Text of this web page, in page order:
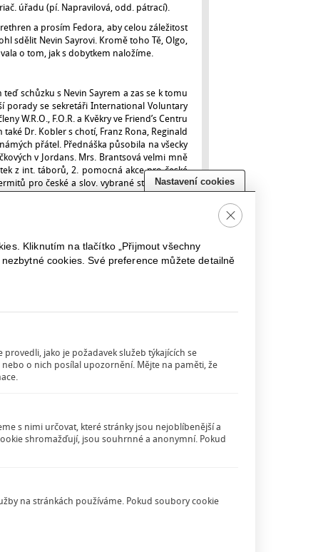
úřadu (pí. Napravilová, odd. pátrací).
a prosím Fedora, aby celou záležitost
sdělit Nevin Sayrovi. Kromě toho Tě, Olgo,
o tom, jak s dobytkem naložíme.
schůzku s Nevin Sayrem a zas se k tomu
porady se sekretáři International Voluntary
W.R.O., F.O.R. a Kvěkry ve Friend’s Centru
Dr. Kobler s chotí, Franz Rona, Reginald
přátel. Přednáška působila na všecky
v Jordans. Mrs. Brantsová velmi mně
z int. táborů, 2. pomocná akce pro české
pro české a slov. vybrané studenty do
techniku). Jde mi o to, aby naše mládež
zpívali skotské a české písně. – V neděli
Fletsherem a prof. Johnem Stephansem
aby nám byla vyhrazena 2 místa stipendií
to být našidva mladí lidé s jistou znalostí
i já a ještě někdo z našich mladších
by měl u nás, kdyby tam na několik dní
nejsou v přiložených dopisech uvedeny.
bude spát u nás.
síly a požehnání od Pána Boha!
Nastavení cookies
Close
Kliknutím na tlačítko „Přijmout všechny
cookies. Své preference můžete detailně
jako je požadavek služeb týkajících se
o nich posílal upozornění. Mějte na paměti, že
s nimi určovat, které stránky jsou nejoblíbenější a
shromažďují, jsou souhrnné a anonymní. Pokud
na stránkách používáme. Pokud soubory cookie